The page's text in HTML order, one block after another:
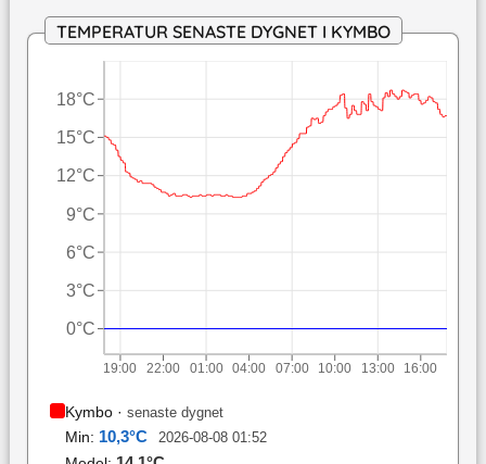
TEMPERATUR SENASTE DYGNET I KYMBO
19:00 22:00 01:00 04:00 07:00 10:00 13:00 16:00
0°C
3°C
6°C
9°C
12°C
15°C
18°C
Kymbo· senaste dygnet
Min: 10,3°C 2026-08-08 01:52